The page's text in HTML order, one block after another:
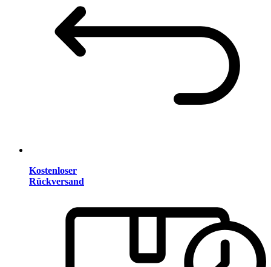
Kostenloser
Rückversand